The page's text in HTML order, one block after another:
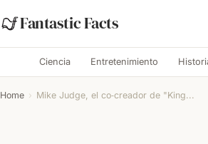
Fantastic Facts
Ciencia Entretenimiento
Home › Mike Judge, el co‑creador de "King...